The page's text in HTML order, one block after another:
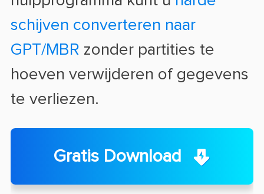
schijven converteren naar
GPT/MBR zonder partities te
hoeven verwijderen of gegevens
te verliezen.
Gratis Download